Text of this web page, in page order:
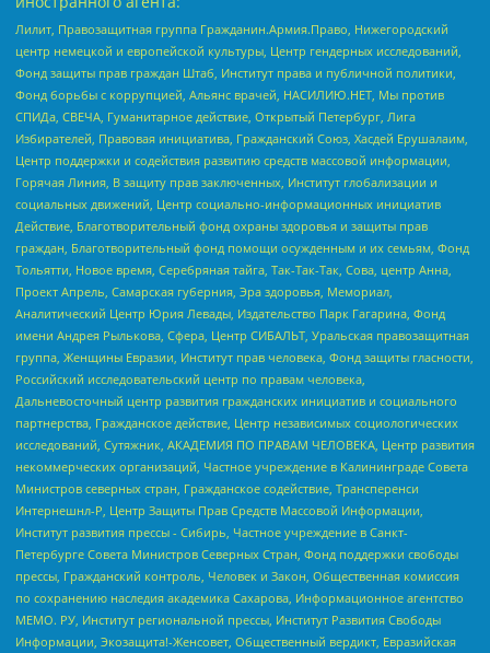
Лилит, Правозащитная группа Гражданин.Армия.Право, Нижегородский
центр немецкой и европейской культуры, Центр гендерных исследований,
Фонд защиты прав граждан Штаб, Институт права и публичной политики,
Фонд борьбы с коррупцией, Альянс врачей, НАСИЛИЮ.НЕТ, Мы против
СПИДа, СВЕЧА, Гуманитарное действие, Открытый Петербург, Лига
Избирателей, Правовая инициатива, Гражданский Союз, Хасдей Ерушалаим,
Центр поддержки и содействия развитию средств массовой информации,
Горячая Линия, В защиту прав заключенных, Институт глобализации и
социальных движений, Центр социально-информационных инициатив
Действие, Благотворительный фонд охраны здоровья и защиты прав
граждан, Благотворительный фонд помощи осужденным и их семьям, Фонд
Тольятти, Новое время, Серебряная тайга, Так-Так-Так, Сова, центр Анна,
Проект Апрель, Самарская губерния, Эра здоровья, Мемориал,
Аналитический Центр Юрия Левады, Издательство Парк Гагарина, Фонд
имени Андрея Рылькова, Сфера, Центр СИБАЛЬТ, Уральская правозащитная
группа, Женщины Евразии, Институт прав человека, Фонд защиты гласности,
Российский исследовательский центр по правам человека,
Дальневосточный центр развития гражданских инициатив и социального
партнерства, Гражданское действие, Центр независимых социологических
исследований, Сутяжник, АКАДЕМИЯ ПО ПРАВАМ ЧЕЛОВЕКА, Центр развития
некоммерческих организаций, Частное учреждение в Калининграде Совета
Министров северных стран, Гражданское содействие, Трансперенси
Интернешнл-Р, Центр Защиты Прав Средств Массовой Информации,
Институт развития прессы - Сибирь, Частное учреждение в Санкт-
Петербурге Совета Министров Северных Стран, Фонд поддержки свободы
прессы, Гражданский контроль, Человек и Закон, Общественная комиссия
по сохранению наследия академика Сахарова, Информационное агентство
МЕМО. РУ, Институт региональной прессы, Институт Развития Свободы
Информации, Экозащита!-Женсовет, Общественный вердикт, Евразийская